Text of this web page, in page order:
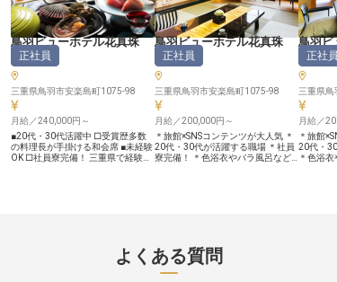
鳥羽ビューホテル花真珠
（和食）
正社員
三重県鳥羽市安楽島町1075-98
月給／240,000円～
■20代・30代活躍中 □受賞歴多数
の料理長が手掛ける和会席 ■未経験
OK □社員寮完備！ 三重県で経験を
勢志摩の味をお届け… 伊勢湾が眼下
鳥羽ビューホテル花真珠
（仲居）
正社員
三重県鳥羽市安楽島町1075-98
月給／200,000円～
＊旅館×SNSコンテンツが大人気 ＊
20代・30代が活躍する職場 ＊社員
寮完備！ ＊色浴衣やバラ風呂など
ら、実はSNS運用を活発的に行なっ
ており、初投稿の動画はすぐに200
万回再生を突破。和装から私服に着
鳥羽ビ
（フロ
正社員
三重県
月給／
＊旅館
20代・
＊色浴
よくある質問